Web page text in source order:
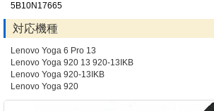
5B10N17665
対応機種
Lenovo Yoga 6 Pro 13
Lenovo Yoga 920 13 920-13IKB
Lenovo Yoga 920-13IKB
Lenovo Yoga 920